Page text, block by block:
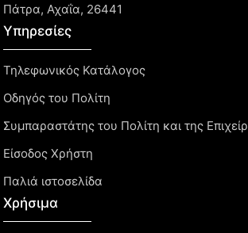
Πάτρα, Αχαΐα, 26441
Υπηρεσίες
Τηλεφωνικός Κατάλογος
Οδηγός του Πολίτη
Συμπαραστάτης του Πολίτη και της
Είσοδος Χρήστη
Παλιά ιστοσελίδα
Χρήσιμα